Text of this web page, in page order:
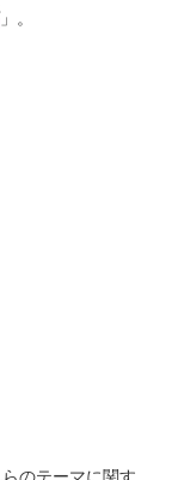
」。
のテーマに関す